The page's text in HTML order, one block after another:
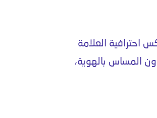
احترافية العلامة
المساس بالهوية،